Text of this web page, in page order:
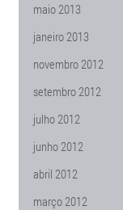
maio 2013
janeiro 2013
novembro 2012
setembro 2012
julho 2012
junho 2012
abril 2012
março 2012